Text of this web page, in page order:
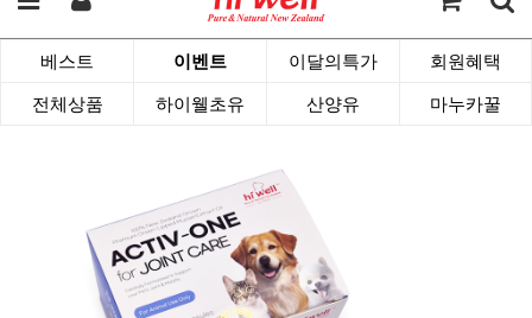
베스트 이벤트 이달의특가 회원혜택
전체상품 하이웰초유 산양유 마누카꿀